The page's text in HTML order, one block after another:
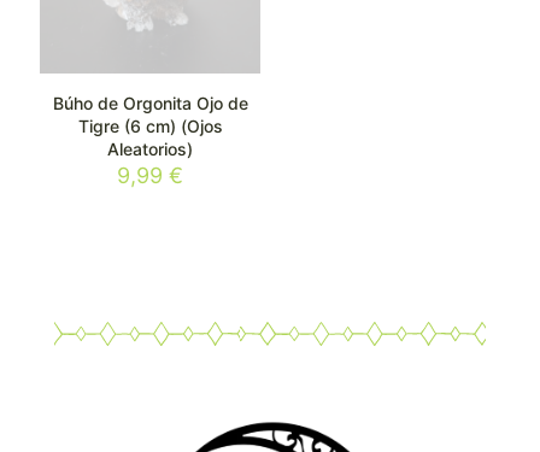
Búho de Orgonita Ojo de
Tigre (6 cm) (Ojos
Aleatorios)
9,99€